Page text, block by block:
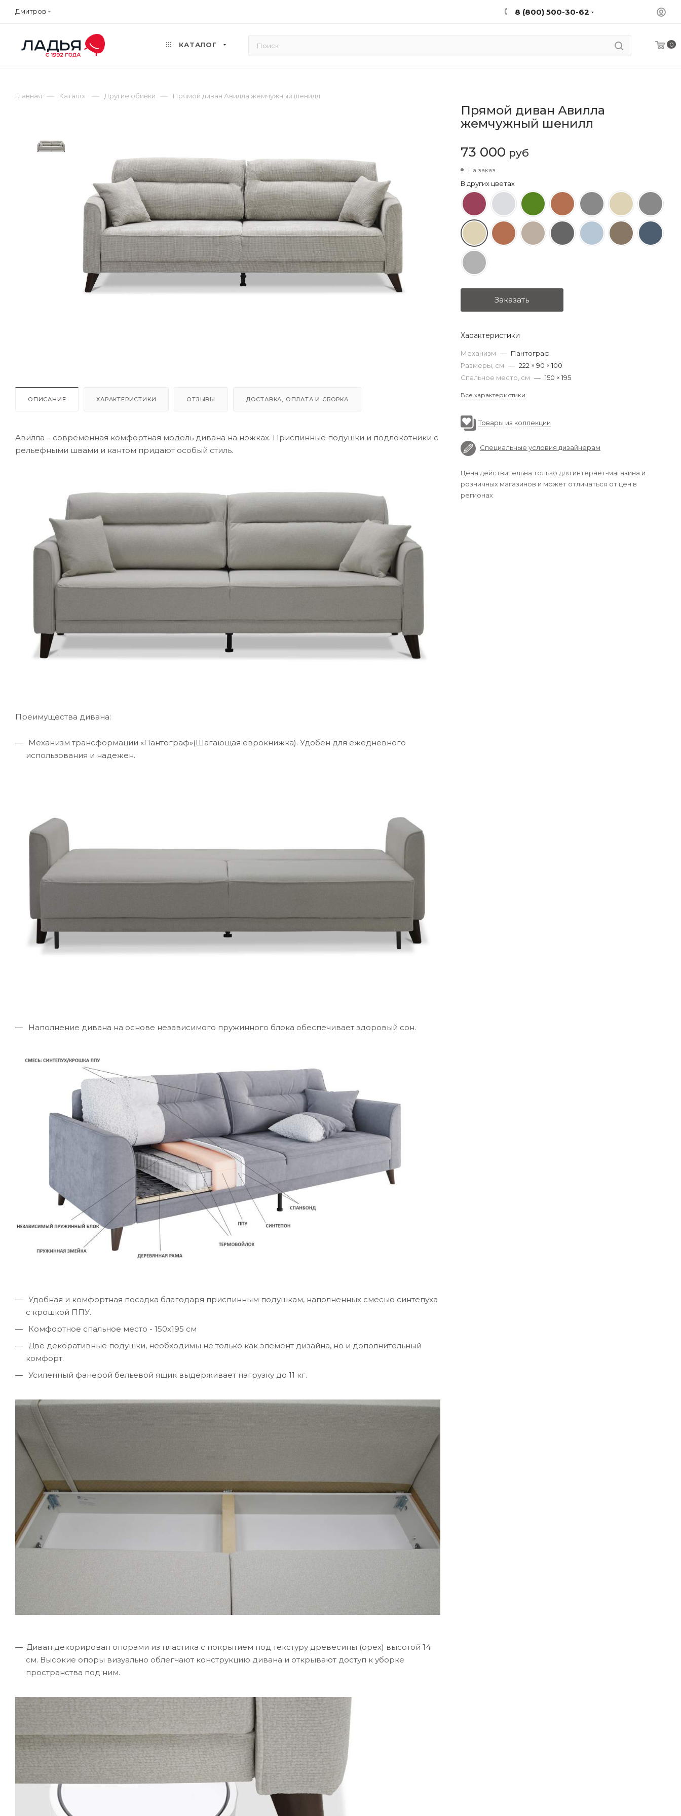
Дмитров 8 (800) 500-30-62
КАТАЛОГ 0
Главная — Каталог — Другие обивки — Прямой диван Авилла жемчужный шенилл
ОПИСАНИЕ ХАРАКТЕРИСТИКИ ОТЗЫВЫ ДОСТАВКА, ОПЛАТА И СБОРКА
Авилла – современная комфортная модель дивана на ножках. Приспинные подушки и подлокотники с
рельефными швами и кантом придают особый стиль.
Преимущества дивана:
Механизм трансформации «Пантограф»(Шагающая еврокнижка). Удобен для ежедневного
использования и надежен.
Наполнение дивана на основе независимого пружинного блока обеспечивает здоровый сон.
Удобная и комфортная посадка благодаря приспинным подушкам, наполненных смесью синтепуха
с крошкой ППУ.
Комфортное спальное место - 150х195 см
Две декоративные подушки, необходимы не только как элемент дизайна, но и дополнительный
комфорт.
Усиленный фанерой бельевой ящик выдерживает нагрузку до 11 кг.
Диван декорирован опорами из пластика с покрытием под текстуру древесины (орех) высотой 14
см. Высокие опоры визуально облегчают конструкцию дивана и открывают доступ к уборке
пространства под ним.
Прямой диван Авилла
жемчужный шенилл
73 000 руб
На заказ
В других цветах
Заказать
Характеристики
Механизм — Пантограф
Размеры, см — 222 × 90 × 100
Спальное место, см — 150 × 195
Все характеристики
Товары из коллекции
Специальные условия дизайнерам
Цена действительна только для интернет-магазина и
розничных магазинов и может отличаться от цен в
регионах